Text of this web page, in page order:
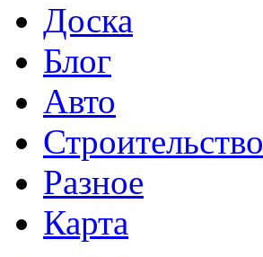
Доска
Блог
Авто
Строительство
Разное
Карта